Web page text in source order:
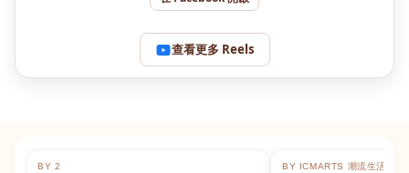
查看更多 Reels
BY 2 BY ICMARTS 潮流生活百貨